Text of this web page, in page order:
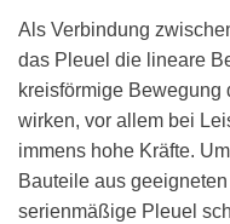
Als Verbindung
das Pleuel die lineare
kreisförmige
wirken, vor allem bei
immens hohe Kräfte.
Bauteile aus
serienmäßige Pleuel